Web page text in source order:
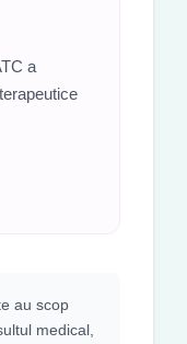
a
au scop
medical,